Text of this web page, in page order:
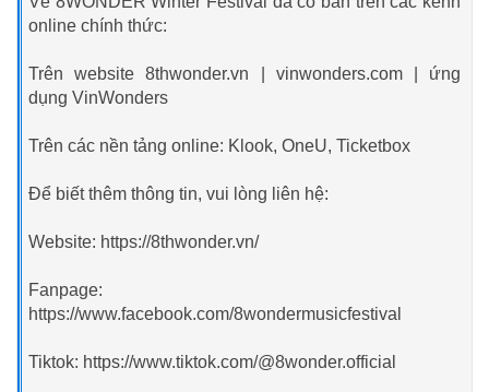
online chính thức:
Trên website 8thwonder.vn | vinwonders.com | ứng
dụng VinWonders
Trên các nền tảng online: Klook, OneU, Ticketbox
Để biết thêm thông tin, vui lòng liên hệ:
Website: https://8thwonder.vn/
Fanpage:
https://www.facebook.com/8wondermusicfestival
Tiktok: https://www.tiktok.com/@8wonder.official